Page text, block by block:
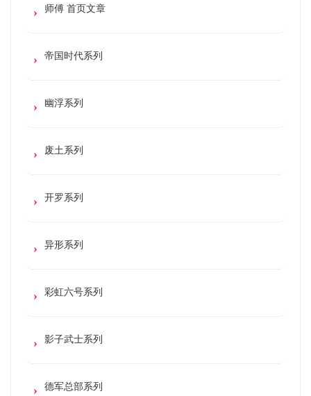
师傅 首页文章
帝国时代系列
幽浮系列
废土系列
开罗系列
异形系列
彩虹六号系列
影子武士系列
德军总部系列